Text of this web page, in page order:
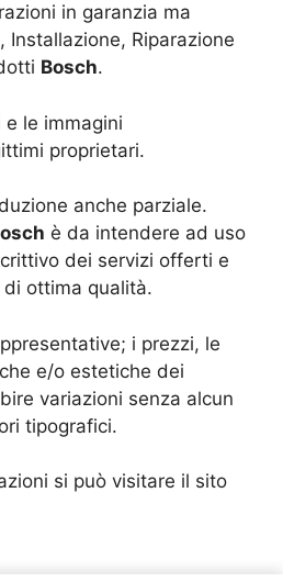
in garanzia ma
Riparazione
Bosch.
le immagini
proprietari.
anche parziale.
è da intendere ad uso
dei servizi offerti e
ottima qualità.
i prezzi, le
e/o estetiche dei
variazioni senza alcun
tipografici.
si può visitare il sito